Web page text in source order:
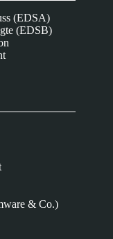
(EDSA)
(EDSB)
& Co.)